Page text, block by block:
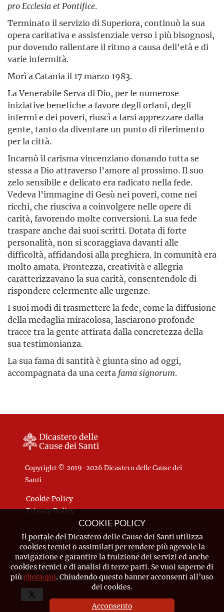
pro Ecclesiaet Pontifice.
Terminato il servizio di Superiora, continuò la sua
opera caritativa e assistenziale verso i più bisognosi,
pur dovendo rallentare il ritmo a causa dell’età e di
varie infermità.
Morì a Catania il 17 marzo 1983.
La Venerabile Serva di Dio, per le numerose
iniziative benefiche a favore degli orfani, degli
infermi e dei poveri, riuscì a farsi apprezzare dalla
gente, tanto da diventare un punto di riferimento
per la città.
Incarnò il carisma vincenziano donando tutta se
stessa a Dio attraverso l’amore al prossimo. Il suo
zelo sensibile e delicato era radicato nella fede.
Vedeva l’immagine di Gesù nei poveri, come nei
ricchi, che riusciva a coinvolgere nelle opere di
carità, favorendo molte conversioni. La sua fede
traspare anche dai suoi scritti. Dotata di forte
personalità, non si scoraggiava davanti alle
difficoltà, affidandosi alla preghiera. In comunità era
molto amata. Prontezza, creatività e allegria
caratterizzavano la sua carità, consentendole di
rispondere celermente alle urgenze.
I suoi modi di trasmettere la fede, come la diffusione
della medaglia miracolosa, lasciarono profonde
tracce tra la gente attirata dalla concretezza della
sua testimonianza.
La sua fama di santità è giunta sino ad oggi,
accompagnata da una certa fama signorum.
Copyright © 2019-2026 Dicastero delle Cause dei
Santi
Cookie Policy
Privacy Policy
CONTATTI
Piazza Pio XII, 10 - 00120 Città del Vaticano
Tel. +39.06.698.842.44
Emailinfo@causesanti.va
COOKIE POLICY
Il portale del Dicastero delle Cause dei Santi utilizza
cookies tecnici o assimilati per rendere più agevole la
navigazione e garantire la fruizione dei servizi ed anche
cookies tecnici e di analisi di terze parti. Se vuoi saperne di
piùclicca qui. Chiudendo questo banner acconsenti all’uso
dei cookies.
Acconsento